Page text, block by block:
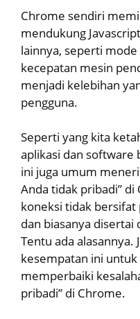
Chrome sendiri
mendukung
lainnya, seperti
kecepatan mesin
menjadi kelebihan
pengguna.
Seperti yang kita
aplikasi dan software
ini juga umum
Anda tidak pribadi”
koneksi tidak bersifat
dan biasanya disertai
Tentu ada alasannya.
kesempatan ini
memperbaiki
pribadi” di Chrome.